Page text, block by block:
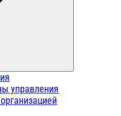
управления